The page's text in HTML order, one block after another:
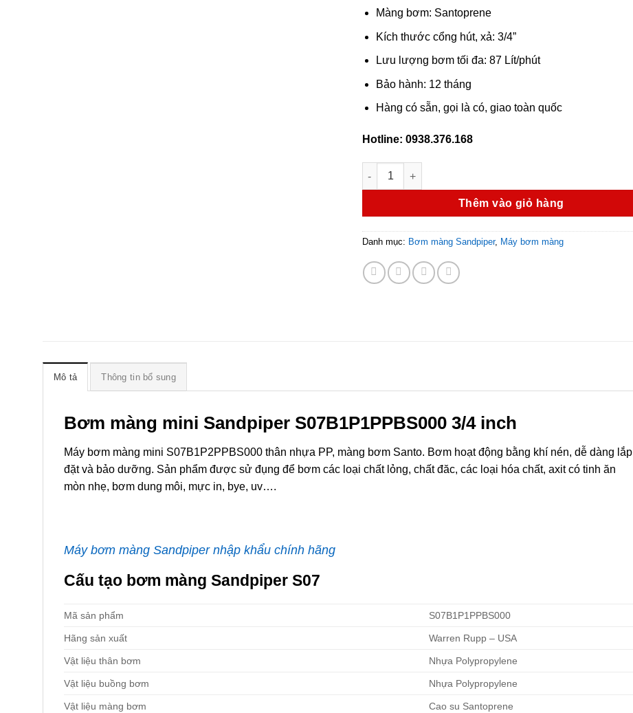
Màng bơm: Santoprene
Kích thước cổng hút, xả: 3/4”
Lưu lượng bơm tối đa: 87 Lít/phút
Bảo hành: 12 tháng
Hàng có sẵn, gọi là có, giao toàn quốc
Hotline: 0938.376.168
Bơm màng mini Sandpiper S07B1P1PPBS000 số lượng
Thêm vào giỏ hàng
Danh mục: Bơm màng Sandpiper, Máy bơm màng
Mô tả Thông tin bổ sung
Bơm màng mini Sandpiper S07B1P1PPBS000 3/4 inch
Máy bơm màng mini S07B1P2PPBS000 thân nhựa PP, màng bơm Santo. Bơm hoạt động bằng khí nén, dễ dàng lắp
đặt và bảo dưỡng. Sản phẩm được sử đụng để bơm các loại chất lỏng, chất đăc, các loại hóa chất, axit có tinh ăn
mòn nhẹ, bơm dung môi, mực in, bye, uv….
Máy bơm màng Sandpiper nhập khẩu chính hãng
Cấu tạo bơm màng Sandpiper S07
Mã sản phẩm S07B1P1PPBS000
Hãng sản xuất Warren Rupp – USA
Vật liệu thân bơm Nhựa Polypropylene
Vật liệu buồng bơm Nhựa Polypropylene
Vật liệu màng bơm Cao su Santoprene